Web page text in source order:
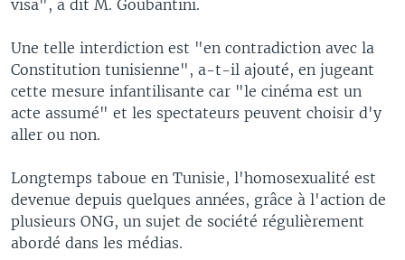
visa", a dit M. Goubantini.
Une telle interdiction est "en contradiction avec la
Constitution tunisienne", a-t-il ajouté, en jugeant
cette mesure infantilisante car "le cinéma est un
acte assumé" et les spectateurs peuvent choisir d'y
aller ou non.
Longtemps taboue en Tunisie, l'homosexualité est
devenue depuis quelques années, grâce à l'action de
plusieurs ONG, un sujet de société régulièrement
abordé dans les médias.